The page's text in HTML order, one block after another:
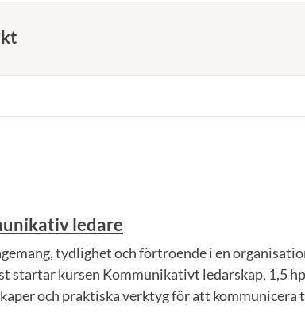
ledare
tydlighet och förtroende i en
startar kursen Kommunikativt ledarskap, 1,5
och praktiska verktyg för att kommunicera